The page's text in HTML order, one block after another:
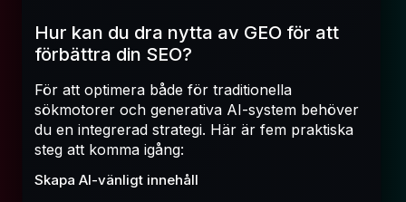
Hur kan du dra nytta av GEO för att
förbättra din SEO?
För att optimera både för traditionella
sökmotorer och generativa AI-system behöver
du en integrerad strategi. Här är fem praktiska
steg att komma igång:
Skapa AI-vänligt innehåll